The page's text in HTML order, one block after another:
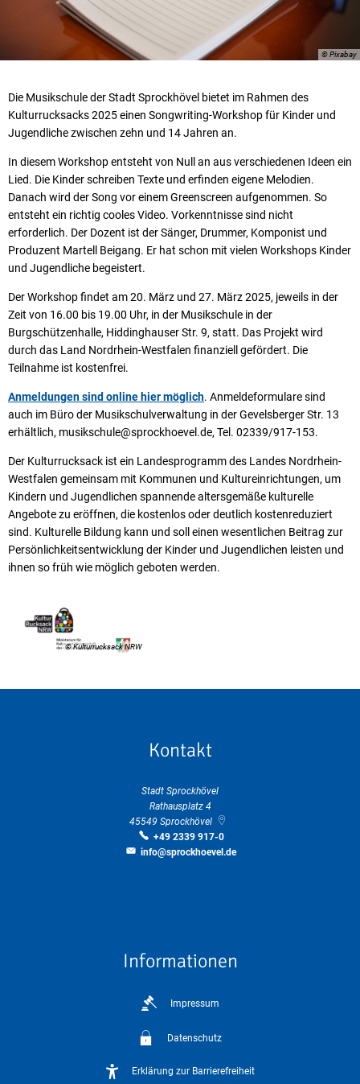
© Pixabay
Die Musikschule der Stadt Sprockhövel bietet im Rahmen des
Kulturrucksacks 2025 einen Songwriting-Workshop für Kinder und
Jugendliche zwischen zehn und 14 Jahren an.
In diesem Workshop entsteht von Null an aus verschiedenen Ideen ein
Lied. Die Kinder schreiben Texte und erfinden eigene Melodien.
Danach wird der Song vor einem Greenscreen aufgenommen. So
entsteht ein richtig cooles Video. Vorkenntnisse sind nicht
erforderlich. Der Dozent ist der Sänger, Drummer, Komponist und
Produzent Martell Beigang. Er hat schon mit vielen Workshops Kinder
und Jugendliche begeistert.
Der Workshop findet am 20. März und 27. März 2025, jeweils in der
Zeit von 16.00 bis 19.00 Uhr, in der Musikschule in der
Burgschützenhalle, Hiddinghauser Str. 9, statt. Das Projekt wird
durch das Land Nordrhein-Westfalen finanziell gefördert. Die
Teilnahme ist kostenfrei.
Anmeldungen sind online hier möglich. Anmeldeformulare sind
auch im Büro der Musikschulverwaltung in der Gevelsberger Str. 13
erhältlich, musikschule@sprockhoevel.de, Tel. 02339/917-153.
Der Kulturrucksack ist ein Landesprogramm des Landes Nordrhein-
Westfalen gemeinsam mit Kommunen und Kultureinrichtungen, um
Kindern und Jugendlichen spannende altersgemäße kulturelle
Angebote zu eröffnen, die kostenlos oder deutlich kostenreduziert
sind. Kulturelle Bildung kann und soll einen wesentlichen Beitrag zur
Persönlichkeitsentwicklung der Kinder und Jugendlichen leisten und
ihnen so früh wie möglich geboten werden.
© Kulturrucksack NRW
Kontakt
Stadt Sprockhövel
Rathausplatz 4
45549 Sprockhövel
+49 2339 917-0
info@sprockhoevel.de
Informationen
Impressum
Datenschutz
Erklärung zur Barrierefreiheit